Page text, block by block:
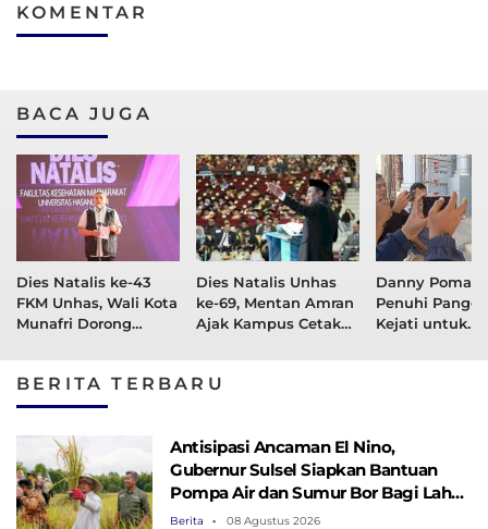
KOMENTAR
BACA JUGA
Dies Natalis ke-43
FKM Unhas, Wali Kota
Munafri Dorong
Dies Natalis Unhas
ke-69, Mentan Amran
Ajak Kampus Cetak
Danny
Penuhi
Kejati untuk
BERITA TERBARU
Antisipasi Ancaman El Nino,
Gubernur Sulsel Siapkan Bantuan
Pompa Air dan Sumur Bor Bagi Lahan
Pertanian
Berita 08 Agustus 2026